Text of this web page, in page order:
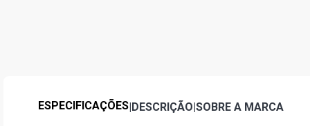
ESPECIFICAÇÕES|DESCRIÇÃO|SOBRE A MARCA